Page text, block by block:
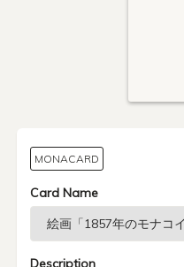
MONACARD
Card Name
Description